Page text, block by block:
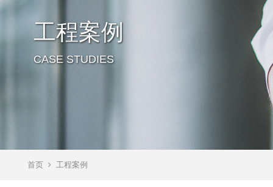
工程案例
CASE STUDIES
首页 工程案例